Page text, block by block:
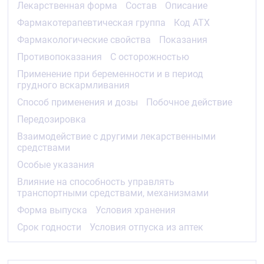
Код АТХ
C09CA03
Фармакологические свойства
Фармакодинамика
Валсартан является селективным антагонистом
рецепторов ангиотензина II (типа AT
1
) для приёма
внутрь, небелковой природы.
Избирательно блокирует AT
Следствием блокады AT1-рецепторов является
повышение плазменной концентрации
ангиотензина II, который может стимулировать
незаблокированные АТ
уравновешивает вазопрессорные эффекты,
связанные с возбуждением AT1-рецепторов.
Валсартан не имеет агонистической активности в
отношении АТ -рецепторов. Его сродство к АТ
рецепторам примерно в 20 000 раз выше, чем к
АТ2-рецепторам.
Валсартан не ингибирует
Лекарственная форма
Состав
Описание
Фармакотерапевтическая группа
Код АТХ
Фармакологические свойства
Показания
Противопоказания
С осторожностью
Применение при беременности и в период
грудного вскармливания
Способ применения и дозы
Побочное действие
Передозировка
Взаимодействие с другими лекарственными
средствами
Особые указания
Влияние на способность управлять
транспортными средствами, механизмами
Форма выпуска
Условия хранения
Срок годности
Условия отпуска из аптек